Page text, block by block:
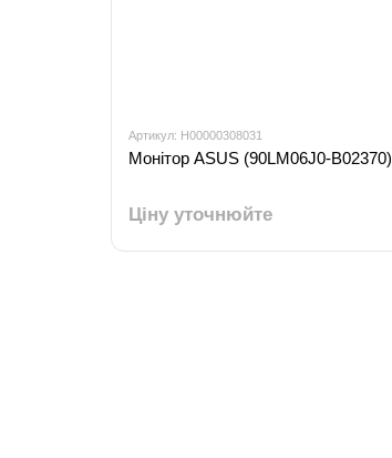
Артикул: H00000308031
Монітор ASUS (90LM06J0-B02370)
Ціну уточнюйте